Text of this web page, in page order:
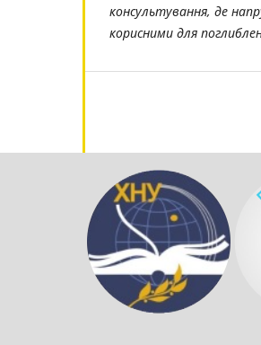
консультування, де
корисними для